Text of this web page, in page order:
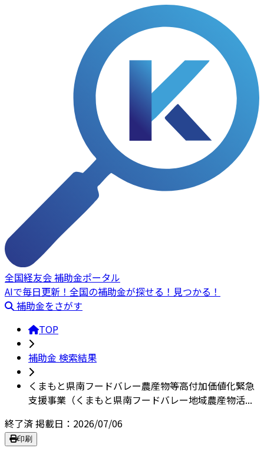
全国経友会 補助金ポータル
AIで毎日更新！全国の補助金が探せる！見つかる！
補助金をさがす
TOP
補助金 検索結果
くまもと県南フードバレー農産物等高付加価値化緊急
支援事業（くまもと県南フードバレー地域農産物活...
終了済掲載日：2026/07/06
印刷